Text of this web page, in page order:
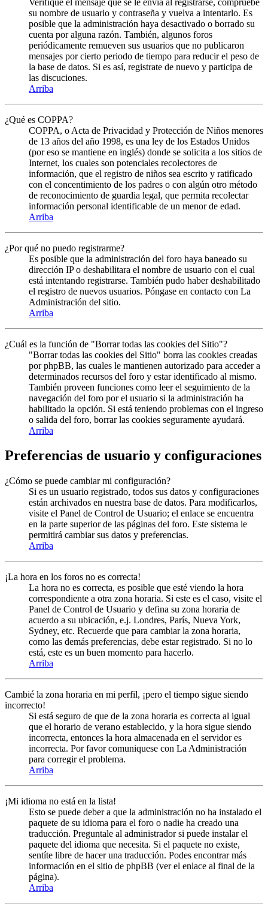
su nombre de usuario y contraseña y vuelva a intentarlo. Es
posible que la administración haya desactivado o borrado su
cuenta por alguna razón. También, algunos foros
periódicamente remueven sus usuarios que no publicaron
mensajes por cierto periodo de tiempo para reducir el peso de
la base de datos. Si es así, registrate de nuevo y participa de
las discuciones.
Arriba
¿Qué es COPPA?
COPPA, o Acta de Privacidad y Protección de Niños menores
de 13 años del año 1998, es una ley de los Estados Unidos
(por eso se mantiene en inglés) donde se solicita a los sitios de
Internet, los cuales son potenciales recolectores de
información, que el registro de niños sea escrito y ratificado
con el concentimiento de los padres o con algún otro método
de reconocimiento de guardia legal, que permita recolectar
información personal identificable de un menor de edad.
Arriba
¿Por qué no puedo registrarme?
Es posible que la administración del foro haya baneado su
dirección IP o deshabilitara el nombre de usuario con el cual
está intentando registrarse. También pudo haber deshabilitado
el registro de nuevos usuarios. Póngase en contacto con La
Administración del sitio.
Arriba
¿Cuál es la función de "Borrar todas las cookies del Sitio"?
"Borrar todas las cookies del Sitio" borra las cookies creadas
por phpBB, las cuales le mantienen autorizado para acceder a
determinados recursos del foro y estar identificado al mismo.
También proveen funciones como leer el seguimiento de la
navegación del foro por el usuario si la administración ha
habilitado la opción. Si está teniendo problemas con el ingreso
o salida del foro, borrar las cookies seguramente ayudará.
Arriba
Preferencias de usuario y configuraciones
¿Cómo se puede cambiar mi configuración?
Si es un usuario registrado, todos sus datos y configuraciones
están archivados en nuestra base de datos. Para modificarlos,
visite el Panel de Control de Usuario; el enlace se encuentra
en la parte superior de las páginas del foro. Este sistema le
permitirá cambiar sus datos y preferencias.
Arriba
¡La hora en los foros no es correcta!
La hora no es correcta, es posible que esté viendo la hora
correspondiente a otra zona horaria. Si este es el caso, visite el
Panel de Control de Usuario y defina su zona horaria de
acuerdo a su ubicación, e.j. Londres, París, Nueva York,
Sydney, etc. Recuerde que para cambiar la zona horaria,
como las demás preferencias, debe estar registrado. Si no lo
está, este es un buen momento para hacerlo.
Arriba
Cambié la zona horaria en mi perfil, ¡pero el tiempo sigue siendo
incorrecto!
Si está seguro de que de la zona horaria es correcta al igual
que el horario de verano establecido, y la hora sigue siendo
incorrecta, entonces la hora almacenada en el servidor es
incorrecta. Por favor comuniquese con La Administración
para corregir el problema.
Arriba
¡Mi idioma no está en la lista!
Esto se puede deber a que la administración no ha instalado el
paquete de su idioma para el foro o nadie ha creado una
traducción. Preguntale al administrador si puede instalar el
paquete del idioma que necesita. Si el paquete no existe,
sentíte libre de hacer una traducción. Podes encontrar más
información en el sitio de phpBB (ver el enlace al final de la
página).
Arriba